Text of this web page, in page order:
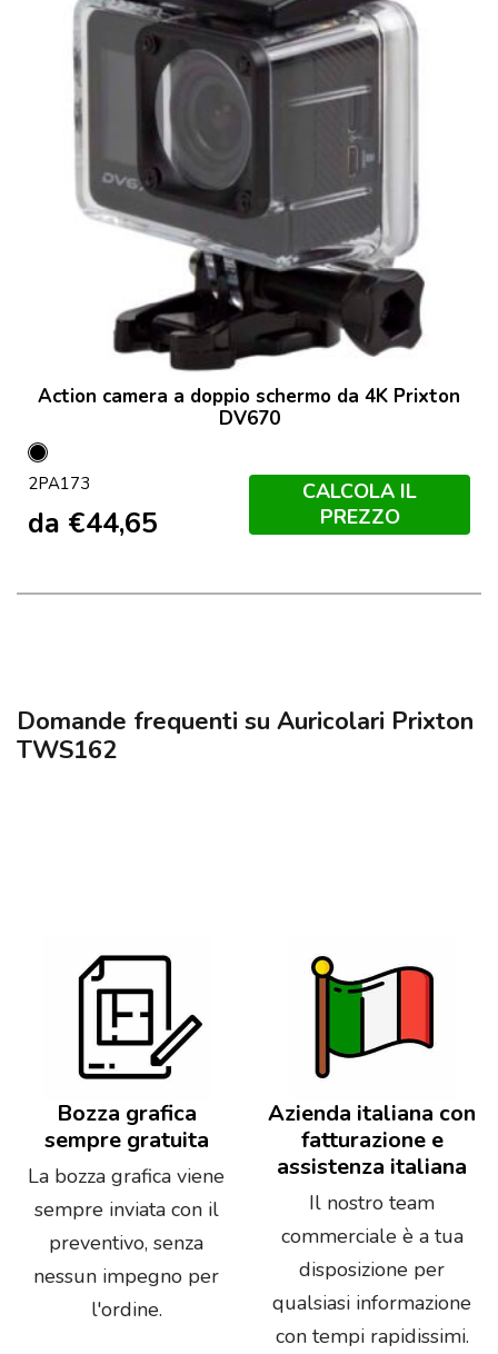
Action camera a doppio schermo da 4K Prixton
DV670
Nero
2PA173
da €44,65
CALCOLA IL
PREZZO
Domande frequenti su Auricolari Prixton
TWS162
Bozza grafica
sempre gratuita
La bozza grafica viene
sempre inviata con il
preventivo, senza
nessun impegno per
l'ordine.
Azienda italiana con
fatturazione e
assistenza italiana
Il nostro team
commerciale è a tua
disposizione per
qualsiasi informazione
con tempi rapidissimi.